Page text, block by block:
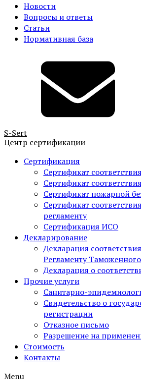
Новости
Вопросы и ответы
Статьи
Нормативная база
S-Sert
Центр сертификации
Сертификация
Сертификат
Сертификат
Сертификат пожарной
Сертификат
регламенту
Сертификация ИСО
Декларирование
Декларация
Регламенту
Декларация о
Прочие услуги
Санитарно-
Свидетельство о
регистрации
Отказное письмо
Разрешение на
Стоимость
Контакты
Menu